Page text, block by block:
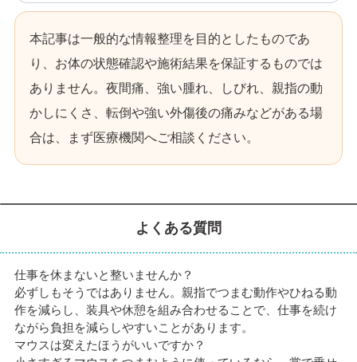
本記事は一般的な情報整理を目的としたものであ
り、お体の状態確認や施術結果を保証するものでは
ありません。夜間痛、強い腫れ、しびれ、親指の動
かしにくさ、転倒や強い外傷後の痛みなどがある場
合は、まず医療機関へご相談ください。
よくある質問
仕事を休まないと整いませんか？
必ずしもそうではありません。親指でつまむ動作やひねる動
作を減らし、装具や休憩を組み合わせることで、仕事を続け
ながら負担を減らしやすいことがあります。
マウスは変えたほうがいいですか？